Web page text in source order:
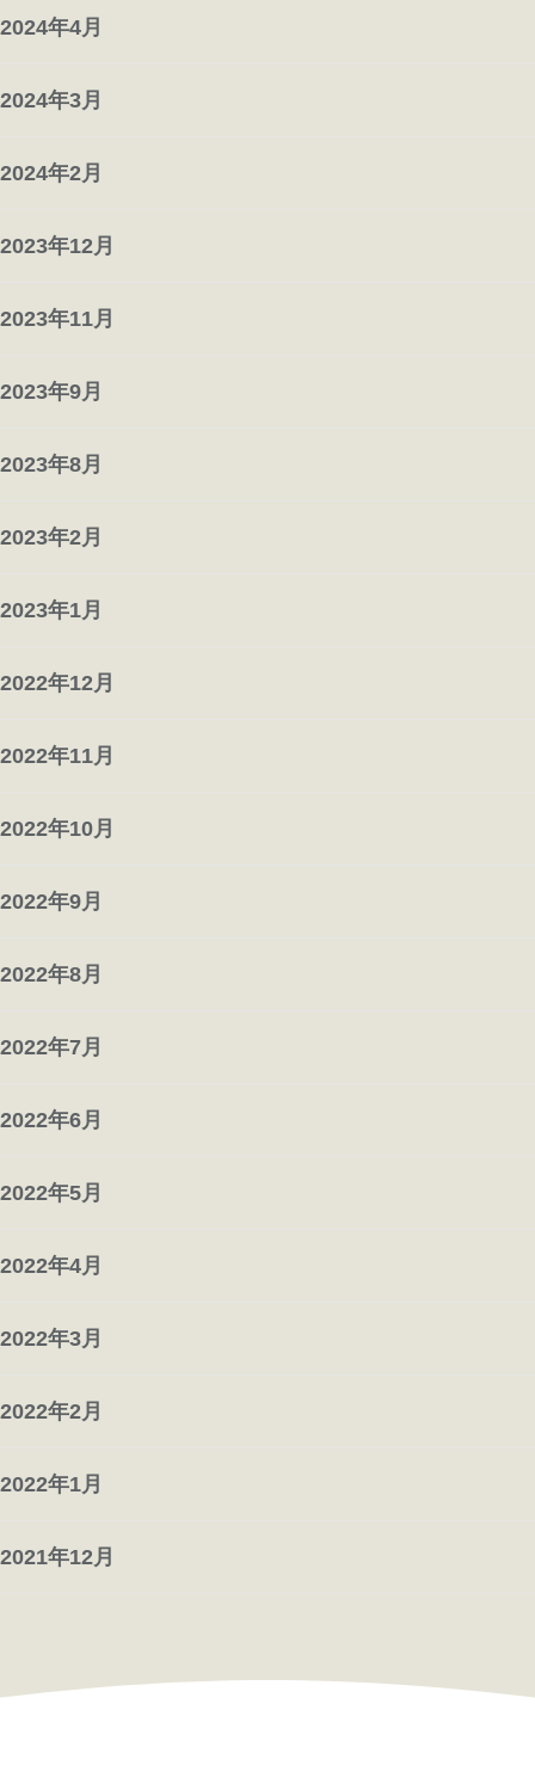
2024年4月
2024年3月
2024年2月
2023年12月
2023年11月
2023年9月
2023年8月
2023年2月
2023年1月
2022年12月
2022年11月
2022年10月
2022年9月
2022年8月
2022年7月
2022年6月
2022年5月
2022年4月
2022年3月
2022年2月
2022年1月
2021年12月